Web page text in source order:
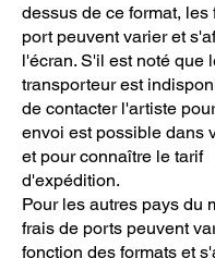
dessus de ce format, les
port peuvent varier et
l'écran. S'il est noté que
transporteur est
de contacter l'artiste
envoi est possible dans
et pour connaître le tarif
d'expédition.
Pour les autres pays du
frais de ports peuvent
fonction des formats et